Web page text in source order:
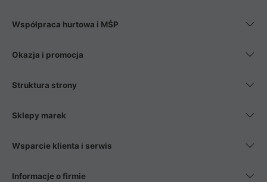
Współpraca hurtowa i MŚP
Okazja i promocja
Struktura strony
Sklepy marek
Wsparcie klienta i serwis
Informacje o firmie